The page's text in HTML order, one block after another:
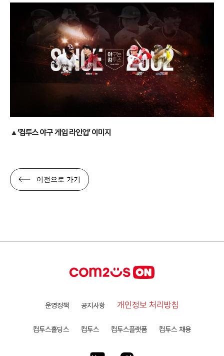
▲’컴투스 야구 게임 라인업’ 이미지
이전으로 가기
운영정책 공지사항 개인정보 처리방침
컴투스홀딩스 컴투스 컴투스플랫폼 컴투스 채용